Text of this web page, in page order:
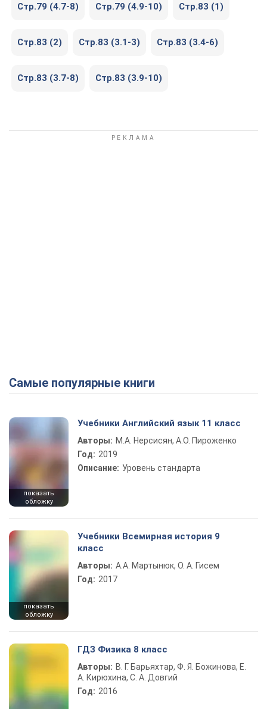
Стр.79 (4.7-8) Стр.79 (4.9-10) Стр.83 (1)
Стр.83 (2) Стр.83 (3.1-3) Стр.83 (3.4-6)
Стр.83 (3.7-8) Стр.83 (3.9-10)
Самые популярные книги
показать
обложку
Учебники Английский язык 11 класс
Авторы: М.А. Нерсисян, А.О. Пироженко
Год: 2019
Описание: Уровень стандарта
показать
обложку
Учебники Всемирная история 9
класс
Авторы: А.А. Мартынюк, О. А. Гисем
Год: 2017
ГДЗ Физика 8 класс
Авторы: В. Г. Барьяхтар, Ф. Я. Божинова, Е.
А. Кирюхина, С. А. Довгий
Год: 2016